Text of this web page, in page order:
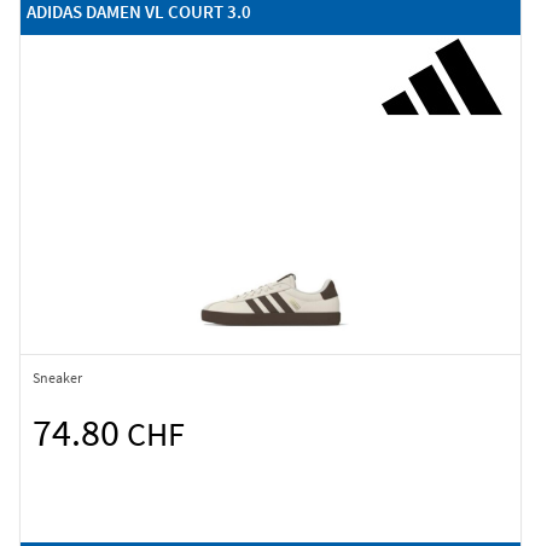
ADIDAS DAMEN VL COURT 3.0
Sneaker
74.80 CHF